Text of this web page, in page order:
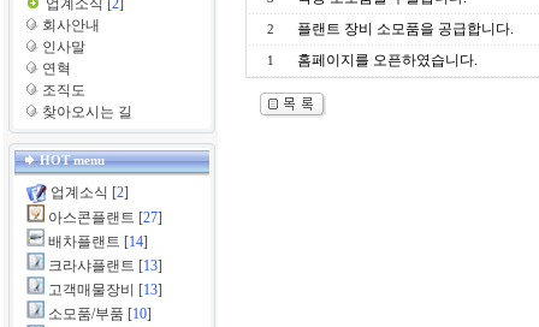
업계소식 [2]
회사안내
인사말
연혁
조직도
찾아오시는 길
HOT menu
업계소식 [2]
아스콘플랜트 [27]
배차플랜트 [14]
크라샤플랜트 [13]
고객매물장비 [13]
소모품/부품 [10]
2 플랜트 장비 소모품을 공급합니다.
1 홈페이지를 오픈하였습니다.